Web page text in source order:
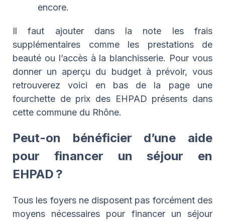
encore.
Il faut ajouter dans la note les frais
supplémentaires comme les prestations de
beauté ou l’accès à la blanchisserie. Pour vous
donner un aperçu du budget à prévoir, vous
retrouverez voici en bas de la page une
fourchette de prix des EHPAD présents dans
cette commune du Rhône.
Peut-on bénéficier d’une aide
pour financer un séjour en
EHPAD ?
Tous les foyers ne disposent pas forcément des
moyens nécessaires pour financer un séjour